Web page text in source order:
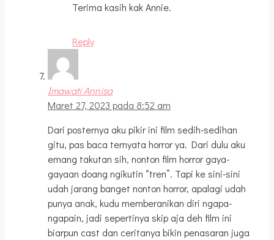
Terima kasih kak Annie.
Reply
Imawati Annisa
Maret 27, 2023 pada 8:52 am
Dari posternya aku pikir ini film sedih-sedihan
gitu, pas baca ternyata horror ya. Dari dulu aku
emang takutan sih, nonton film horror gaya-
gayaan doang ngikutin “tren”. Tapi ke sini-sini
udah jarang banget nonton horror, apalagi udah
punya anak, kudu memberanikan diri ngapa-
ngapain, jadi sepertinya skip aja deh film ini
biarpun cast dan ceritanya bikin penasaran juga